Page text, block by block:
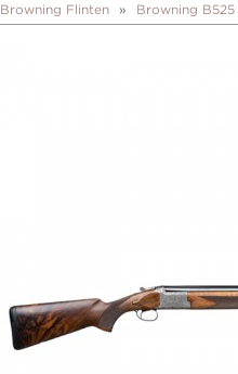
Browning Flinten Browning B525